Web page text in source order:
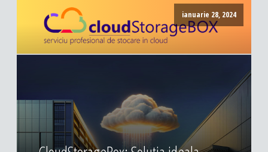
ianuarie 28, 2024